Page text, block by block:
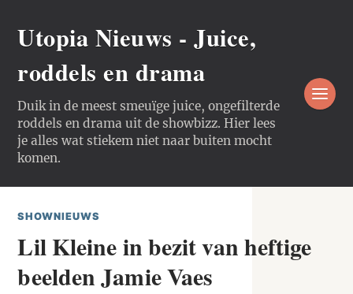
Utopia Nieuws - Juice,
roddels en drama
Duik in de meest smeuïge juice, ongefilterde
roddels en drama uit de showbizz. Hier lees
je alles wat stiekem niet naar buiten mocht
komen.
SHOWNIEUWS
Lil Kleine in bezit van heftige
beelden Jamie Vaes